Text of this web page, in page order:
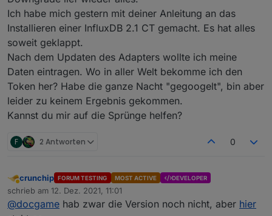
Ich habe mich gestern mit deiner Anleitung an das
Installieren einer InfluxDB 2.1 CT gemacht. Es hat alles
soweit geklappt.
Nach dem Updaten des Adapters wollte ich meine
Daten eintragen. Wo in aller Welt bekomme ich den
Token her? Habe die ganze Nacht "gegoogelt", bin aber
leider zu keinem Ergebnis gekommen.
Kannst du mir auf die Sprünge helfen?
F 2 Antworten 0
Abwesend
crunchip FORUM TESTING MOST ACTIVE DEVELOPER
schrieb am 12. Dez. 2021, 11:01
zuletzt editiert von
@docgame hab zwar die Version noch nicht, aber hier